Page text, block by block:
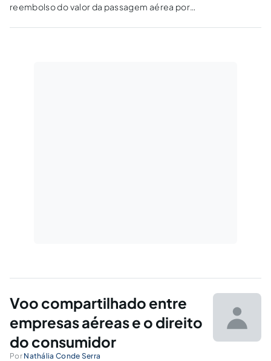
reembolso do valor da passagem aérea por
Voo compartilhado entre
empresas aéreas e o direito
do consumidor
Por Nathália Conde Serra